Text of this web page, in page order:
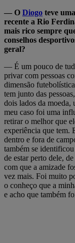
— O Diogo teve
recente a Rio
mais rico sempre
conselhos
geral?
— É um pouco de
privar com pessoas
dimensão
tem junto das
dois lados da moeda,
meu caso foi uma
retirar o melhor que
experiência que tem.
dentro e fora de
também se
de estar perto dele,
com que a amizade
vez mais. Foi muito
o conheço que a
e acho que também